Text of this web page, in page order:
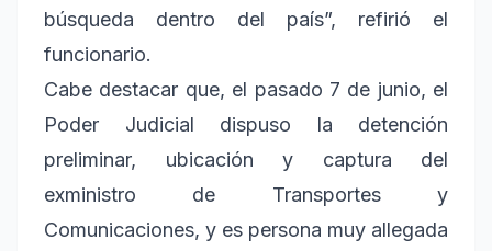
búsqueda dentro del país”, refirió el
funcionario.
Cabe destacar que, el pasado 7 de junio, el
Poder Judicial dispuso la detención
preliminar, ubicación y captura del
exministro de Transportes y
Comunicaciones, y es persona muy allegada